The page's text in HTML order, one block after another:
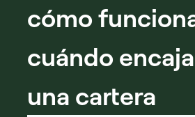
cómo
cuándo
una cartera